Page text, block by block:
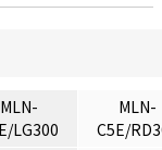
MLN-
LG300
MLN-
C5E/